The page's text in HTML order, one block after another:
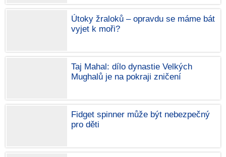
Útoky žraloků – opravdu se máme bát
vyjet k moři?
Taj Mahal: dílo dynastie Velkých
Mughalů je na pokraji zničení
Fidget spinner může být nebezpečný
pro děti